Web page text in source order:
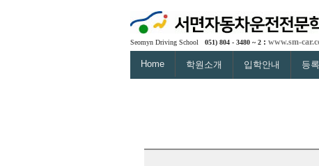
Seomyn Driving School 051) 804 - 3480 ~ 2 : www.sm-
Home 학원소개 입학안내 등